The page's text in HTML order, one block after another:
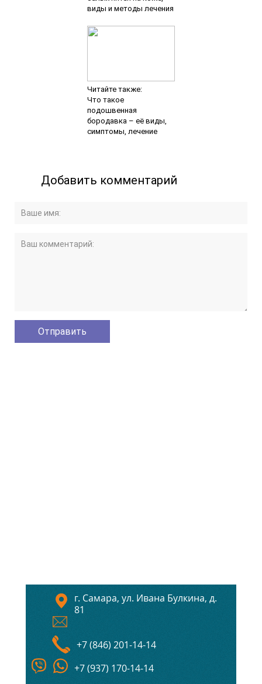
виды и методы лечения
Читайте также:
Что такое
подошвенная
бородавка – её виды,
симптомы, лечение
Добавить комментарий
г. Самара, ул. Ивана Булкина, д.
81
+7 (846) 201-14-14
+7 (937) 170-14-14